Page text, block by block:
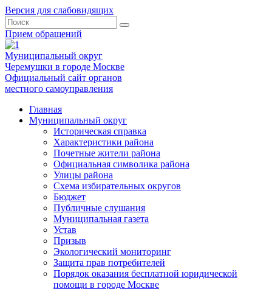
Версия для слабовидящих
Прием обращений
Муниципальный округ
Черемушки в городе Москве
Официальный сайт органов
местного самоуправления
Главная
Муниципальный округ
Историческая справка
Характеристики района
Почетные жители района
Официальная символика района
Улицы района
Схема избирательных округов
Бюджет
Публичные слушания
Муниципальная газета
Устав
Призыв
Экологический мониторинг
Защита прав потребителей
Порядок оказания бесплатной юридической
помощи в городе Москве